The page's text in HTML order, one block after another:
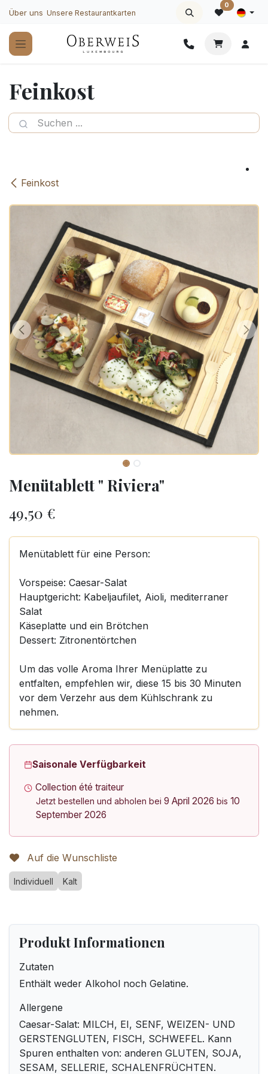
Zum Inhalt springen
Über uns Unsere Restaurantkarten
0
Feinkost
Feinkost
Menütablett " Riviera"
49,50 €
Menütablett für eine Person:
Vorspeise: Caesar-Salat
Hauptgericht: Kabeljaufilet, Aioli, mediterraner
Salat
Käseplatte und ein Brötchen
Dessert: Zitronentörtchen
Um das volle Aroma Ihrer Menüplatte zu
entfalten, empfehlen wir, diese 15 bis 30 Minuten
vor dem Verzehr aus dem Kühlschrank zu
nehmen.
Saisonale Verfügbarkeit
Collection été traiteur
Jetzt bestellen und abholen bei 9 April 2026 bis 10
September 2026
Auf die Wunschliste
Individuell Kalt
Produkt Informationen
Zutaten
Enthält weder Alkohol noch Gelatine.
Allergene
Caesar-Salat: MILCH, EI, SENF, WEIZEN- UND
GERSTENGLUTEN, FISCH, SCHWEFEL. Kann
Spuren enthalten von: anderen GLUTEN, SOJA,
SESAM, SELLERIE, SCHALENFRÜCHTEN.